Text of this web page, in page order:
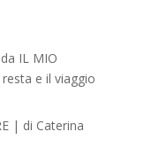
IL MIO
e il viaggio
| di Caterina